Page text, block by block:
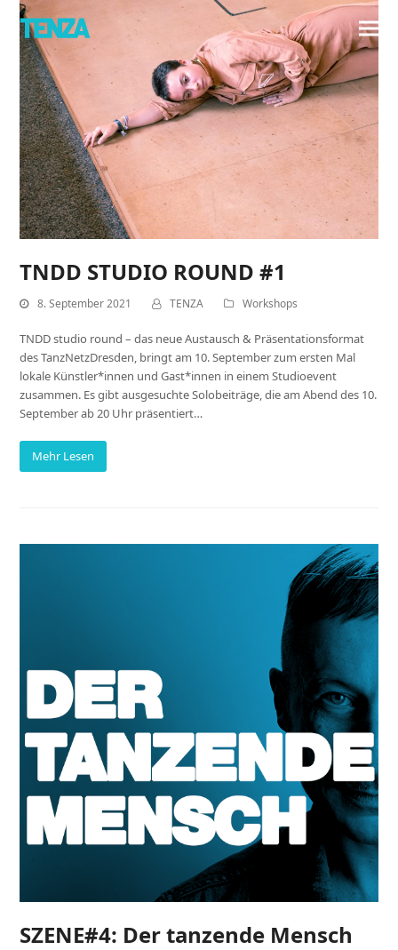
TNDD STUDIO ROUND #1
8. September 2021 TENZA Workshops
TNDD studio round – das neue Austausch & Präsentationsformat
des TanzNetzDresden, bringt am 10. September zum ersten Mal
lokale Künstler*innen und Gast*innen in einem Studioevent
zusammen. Es gibt ausgesuchte Solobeiträge, die am Abend des 10.
September ab 20 Uhr präsentiert…
Mehr Lesen
SZENE#4: Der tanzende Mensch